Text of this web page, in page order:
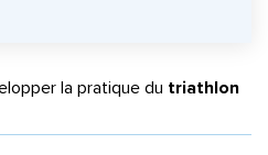
la pratique du triathlon